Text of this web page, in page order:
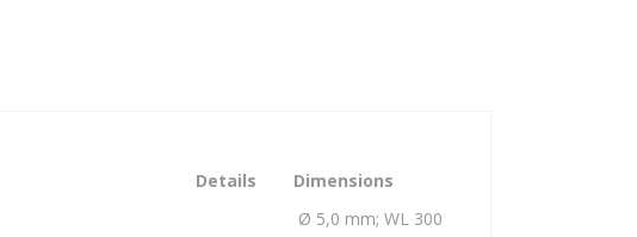
Details Dimensions
Ø 5,0 mm; WL 300